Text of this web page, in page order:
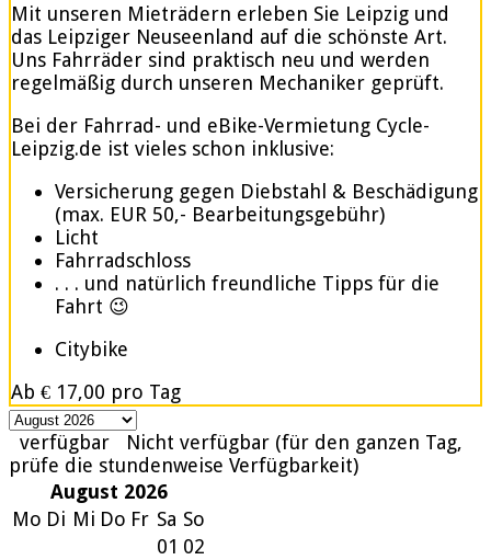
Mit unseren Mieträdern erleben Sie Leipzig und
das Leipziger Neuseenland auf die schönste Art.
Uns Fahrräder sind praktisch neu und werden
regelmäßig durch unseren Mechaniker geprüft.
Bei der Fahrrad- und eBike-Vermietung Cycle-
Leipzig.de ist vieles schon inklusive:
Versicherung gegen Diebstahl & Beschädigung
(max. EUR 50,- Bearbeitungsgebühr)
Licht
Fahrradschloss
. . . und natürlich freundliche Tipps für die
Fahrt 😉
Citybike
Ab € 17,00 pro Tag
verfügbar
Nicht verfügbar (für den ganzen Tag,
prüfe die stundenweise Verfügbarkeit)
August 2026
Mo Di Mi Do Fr Sa So
01 02